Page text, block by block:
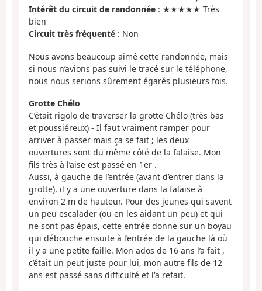
Intérêt du circuit de randonnée : ★★★★★ Très
bien
Circuit très fréquenté : Non
Nous avons beaucoup aimé cette randonnée, mais
si nous n’avions pas suivi le tracé sur le téléphone,
nous nous serions sûrement égarés plusieurs fois.
Grotte Chélo
C’était rigolo de traverser la grotte Chélo (très bas
et poussiéreux) - Il faut vraiment ramper pour
arriver à passer mais ça se fait ; les deux
ouvertures sont du même côté de la falaise. Mon
fils très à l’aise est passé en 1er .
Aussi, à gauche de l’entrée (avant d’entrer dans la
grotte), il y a une ouverture dans la falaise à
environ 2 m de hauteur. Pour des jeunes qui savent
un peu escalader (ou en les aidant un peu) et qui
ne sont pas épais, cette entrée donne sur un boyau
qui débouche ensuite à l’entrée de la gauche là où
il y a une petite faille. Mon ados de 16 ans l’a fait ,
c’était un peut juste pour lui, mon autre fils de 12
ans est passé sans difficulté et l'a refait.